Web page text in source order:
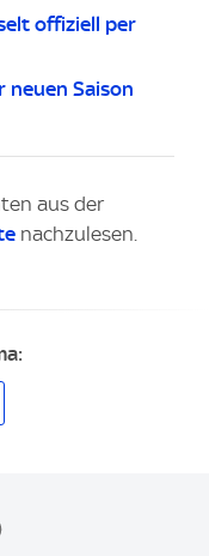
offiziell per
neuen Saison
aus der
nachzulesen.